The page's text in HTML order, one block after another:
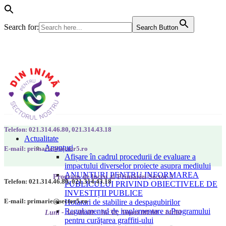
Search for: Search Button
Actualitate
Anunțuri
Afișare în cadrul procedurii de evaluare a
impactului diverselor proiecte asupra mediului
ANUNȚURI PENTRU INFORMAREA
PUBLICULUI PRIVIND OBIECTIVELE DE
INVESTIȚII PUBLICE
Hotarari de stabilire a despagubirilor
Regulamentul de implementare a Programului
pentru curățarea graffiti-ului
Telefon: 021.314.46.80, 021.314.43.18
E-mail: primarie@sector5.ro
Program de lucru al Primăriei Sector 5
Luni - Joi 08:00 - 16:30; Vineri 08:00 - 14:00
Telefon: 021.314.46.80, 021.314.43.18
E-mail: primarie@sector5.ro